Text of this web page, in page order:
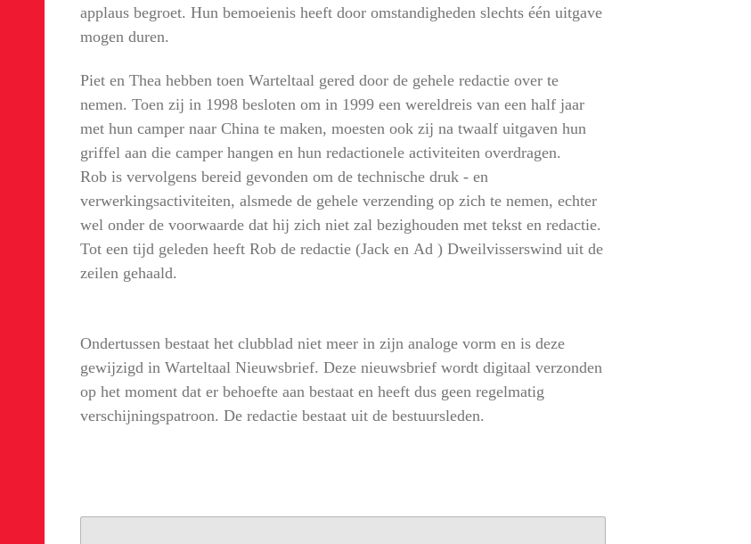
applaus begroet. Hun bemoeienis heeft door omstandigheden slechts één uitgave
mogen duren.
Piet en Thea hebben toen Warteltaal gered door de gehele redactie over te
nemen. Toen zij in 1998 besloten om in 1999 een wereldreis van een half jaar
met hun camper naar China te maken, moesten ook zij na twaalf uitgaven hun
griffel aan die camper hangen en hun redactionele activiteiten overdragen.
Rob is vervolgens bereid gevonden om de technische druk - en
verwerkingsactiviteiten, alsmede de gehele verzending op zich te nemen, echter
wel onder de voorwaarde dat hij zich niet zal bezighouden met tekst en redactie.
Tot een tijd geleden heeft Rob de redactie (Jack en Ad ) Dweilvisserswind uit de
zeilen gehaald.
Ondertussen bestaat het clubblad niet meer in zijn analoge vorm en is deze
gewijzigd in Warteltaal Nieuwsbrief. Deze nieuwsbrief wordt digitaal verzonden
op het moment dat er behoefte aan bestaat en heeft dus geen regelmatig
verschijningspatroon. De redactie bestaat uit de bestuursleden.